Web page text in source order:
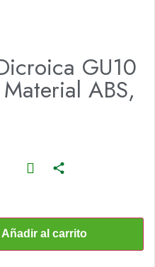
GU10
ABS,
Añadir al carrito